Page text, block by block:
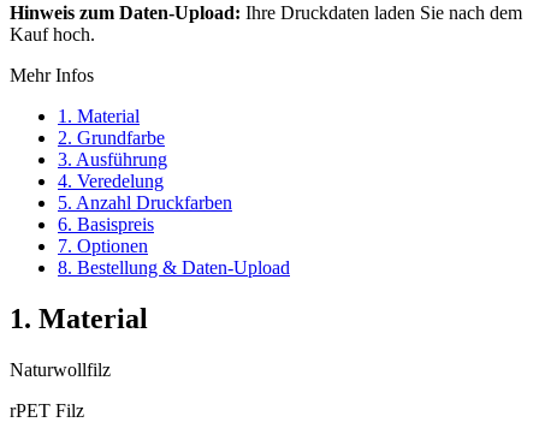
Hinweis zum Daten-Upload: Ihre Druckdaten laden Sie nach dem
Kauf hoch.
Mehr Infos
1. Material
2. Grundfarbe
3. Ausführung
4. Veredelung
5. Anzahl Druckfarben
6. Basispreis
7. Optionen
8. Bestellung & Daten-Upload
1. Material
Naturwollfilz
rPET Filz